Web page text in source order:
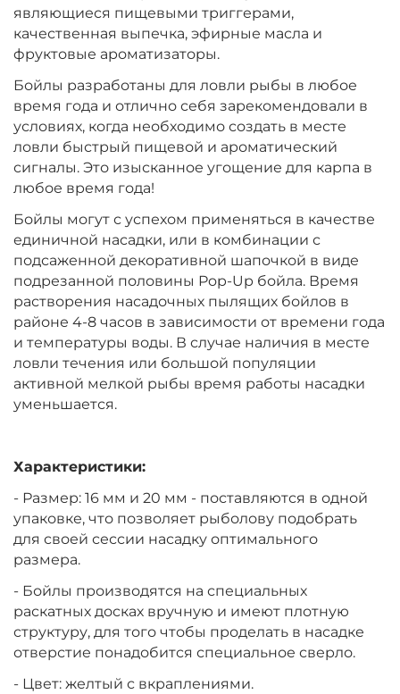
являющиеся пищевыми триггерами,
качественная выпечка, эфирные масла и
фруктовые ароматизаторы.
Бойлы разработаны для ловли рыбы в любое
время года и отлично себя зарекомендовали в
условиях, когда необходимо создать в месте
ловли быстрый пищевой и ароматический
сигналы. Это изысканное угощение для карпа в
любое время года!
Бойлы могут с успехом применяться в качестве
единичной насадки, или в комбинации с
подсаженной декоративной шапочкой в виде
подрезанной половины Pop-Up бойла. Время
растворения насадочных пылящих бойлов в
районе 4-8 часов в зависимости от времени года
и температуры воды. В случае наличия в месте
ловли течения или большой популяции
активной мелкой рыбы время работы насадки
уменьшается.
Характеристики:
- Размер: 16 мм и 20 мм - поставляются в одной
упаковке, что позволяет рыболову подобрать
для своей сессии насадку оптимального
размера.
- Бойлы производятся на специальных
раскатных досках вручную и имеют плотную
структуру, для того чтобы проделать в насадке
отверстие понадобится специальное сверло.
- Цвет: желтый с вкраплениями.